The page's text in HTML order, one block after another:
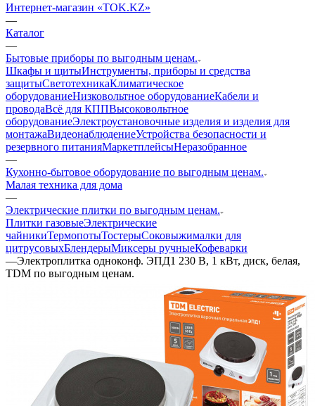
Интернет-магазин «TOK.KZ»
—
Каталог
—
Бытовые приборы по выгодным ценам.
Шкафы и щитыИнструменты, приборы и средства
защитыСветотехникаКлиматическое
оборудованиеНизковольтное оборудованиеКабели и
проводаВсё для КППВысоковольтное
оборудованиеЭлектроустановочные изделия и изделия для
монтажаВидеонаблюдениеУстройства безопасности и
резервного питанияМаркетплейсыНеразобранное
—
Кухонно-бытовое оборудование по выгодным ценам.
Малая техника для дома
—
Электрические плитки по выгодным ценам.
Плитки газовыеЭлектрические
чайникиТермопотыТостерыСоковыжималки для
цитрусовыхБлендерыМиксеры ручныеКофеварки
—Электроплитка одноконф. ЭПД1 230 В, 1 кВт, диск, белая,
TDM по выгодным ценам.